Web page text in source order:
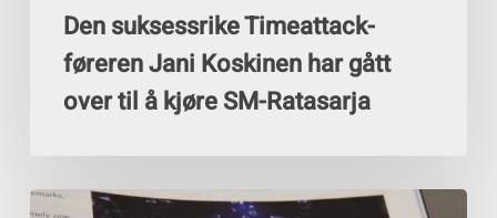
Ratasarja
Den suksessrike Timeattack-
føreren Jani Koskinen har gått
over til å kjøre SM-Ratasarja
Tribodys